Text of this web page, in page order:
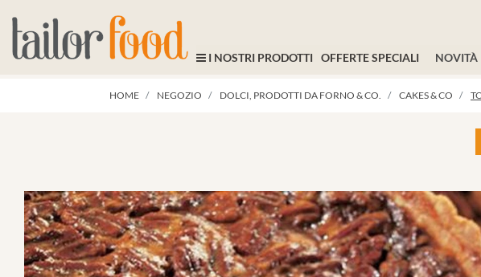
I NOSTRI PRODOTTI OFFERTE SPECIALI NOVITÀ
HOME NEGOZIO DOLCI, PRODOTTI DA FORNO & CO. CAKES & CO